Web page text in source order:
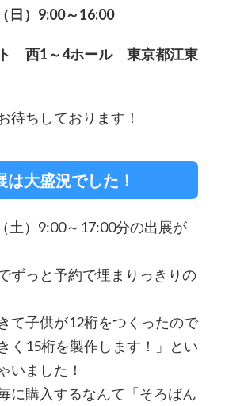
日）9:00～16:00
西1～4ホール 東京都江東
待ちしております！
は大盛況でした！
土）9:00～17:00分の出展が
ずっと予約で埋まりっきりの
て子供が12桁をつくったので
く15桁を製作します！」とい
いました！
に購入するなんて「そろばん